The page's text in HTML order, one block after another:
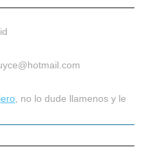
, no lo dude llamenos y le